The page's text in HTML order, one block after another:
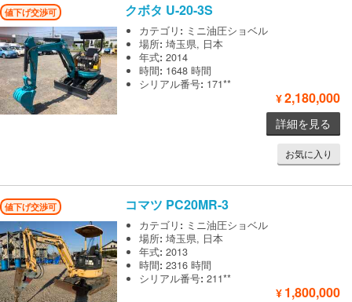
値下げ交渉可 クボタ U-20-3S
カテゴリ : ミニ油圧ショベル
場所:埼玉県, 日本
年式:2014
時間: 1648 時間
シリアル番号: 171**
¥2,180,000
詳細を見る
お気に入り
値下げ交渉可 コマツ PC20MR-3
カテゴリ : ミニ油圧ショベル
場所:埼玉県, 日本
年式:2013
時間:2316 時間
シリアル番号:211**
¥ 1,800,000